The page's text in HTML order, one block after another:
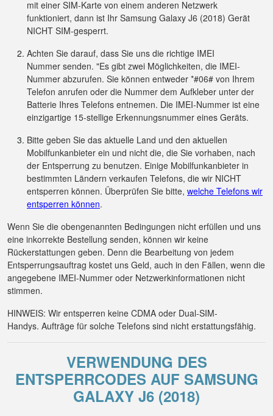
mit einer SIM-Karte von einem anderen Netzwerk
funktioniert, dann ist Ihr Samsung Galaxy J6 (2018) Gerät
NICHT SIM-gesperrt.
Achten Sie darauf, dass Sie uns die richtige IMEI
Nummer senden. "Es gibt zwei Möglichkeiten, die IMEI-
Nummer abzurufen. Sie können entweder *#06# von Ihrem
Telefon anrufen oder die Nummer dem Aufkleber unter der
Batterie Ihres Telefons entnemen. Die IMEI-Nummer ist eine
einzigartige 15-stellige Erkennungsnummer eines Geräts.
Bitte geben Sie das aktuelle Land und den aktuellen
Mobilfunkanbieter ein und nicht die, die Sie vorhaben, nach
der Entsperrung zu benutzen. Einige Mobilfunkanbieter in
bestimmten Ländern verkaufen Telefons, die wir NICHT
entsperren können. Überprüfen Sie bitte, welche Telefons wir
entsperren können.
Wenn Sie die obengenannten Bedingungen nicht erfüllen und uns
eine inkorrekte Bestellung senden, können wir keine
Rückerstattungen geben. Denn die Bearbeitung von jedem
Entsperrungsauftrag kostet uns Geld, auch in den Fällen, wenn die
angegebene IMEI-Nummer oder Netzwerkinformationen nicht
stimmen.
HINWEIS: Wir entsperren keine CDMA oder Dual-SIM-
Handys. Aufträge für solche Telefons sind nicht erstattungsfähig.
VERWENDUNG DES
ENTSPERRCODES AUF SAMSUNG
GALAXY J6 (2018)